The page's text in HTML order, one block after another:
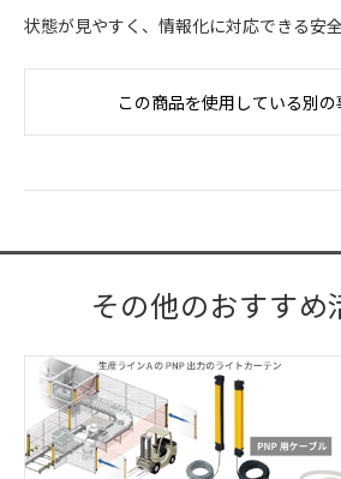
状態が見やすく、情報化に対応できる安
この商品を使用している別の
その他のおすすめ